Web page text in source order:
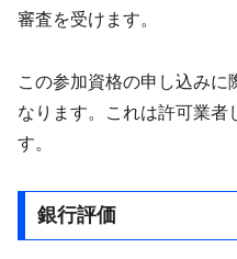
審査を受けます。
この参加資格の申し込みに
なります。これは許可業者
す。
銀行評価